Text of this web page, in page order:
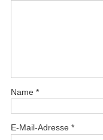
Name *
E-Mail-Adresse *